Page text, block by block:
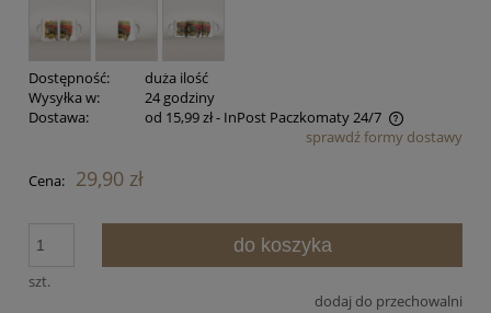
Dostępność:
duża ilość
Wysyłka w:
24 godziny
Dostawa:
od 15,99 zł- InPost Paczkomaty 24/7
Cena nie zawiera ewentualnych kosztów płatnościsprawdź formy dostawy
Cena: 29,90 zł
szt.
do koszyka
dodaj do przechowalni